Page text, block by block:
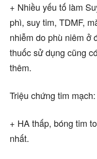
+ Nhiều yếu tố làm
phì, suy tim, TDMF,
nhiễm do phù niêm ở
thuốc sử dụng cũng
thêm.
Triệu chứng tim mạch:
+ HA thấp, bóng tim
nhất.